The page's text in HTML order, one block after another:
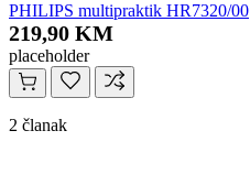
PHILIPS multipraktik HR7320/00
219,90 KM
placeholder
2 članak